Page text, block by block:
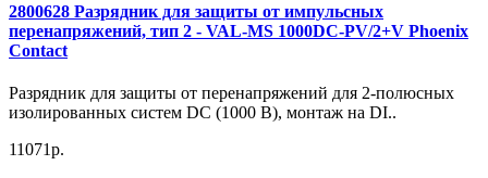
2800628 Разрядник для защиты от импульсных
перенапряжений, тип 2 - VAL-MS 1000DC-PV/2+V Phoenix
Contact
Разрядник для защиты от перенапряжений для 2-полюсных
изолированных систем DC (1000 В), монтаж на DI..
11071р.